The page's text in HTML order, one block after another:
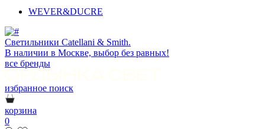
WEVER&DUCRE
Светильники Catellani & Smith.
В наличии в Москве, выбор без равных!
все бренды
избранное поиск
корзина
0